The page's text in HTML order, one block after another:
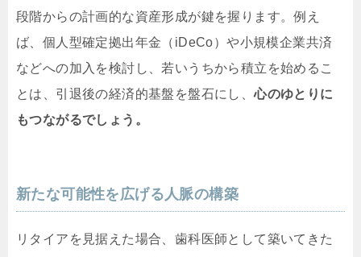
段階からの計画的な資産形成が鍵を握ります。例え
ば、個人型確定拠出年金（iDeCo）や小規模企業共済
などへの加入を検討し、若いうちから積立を始めるこ
とは、引退後の経済的基盤を盤石にし、心のゆとりに
もつながるでしょう。
新たな可能性を広げる人脈の構築
リタイアを見据えた場合、歯科医師として築いてきた